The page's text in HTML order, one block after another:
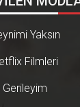
Yaksın
Filmleri
Gerileyim